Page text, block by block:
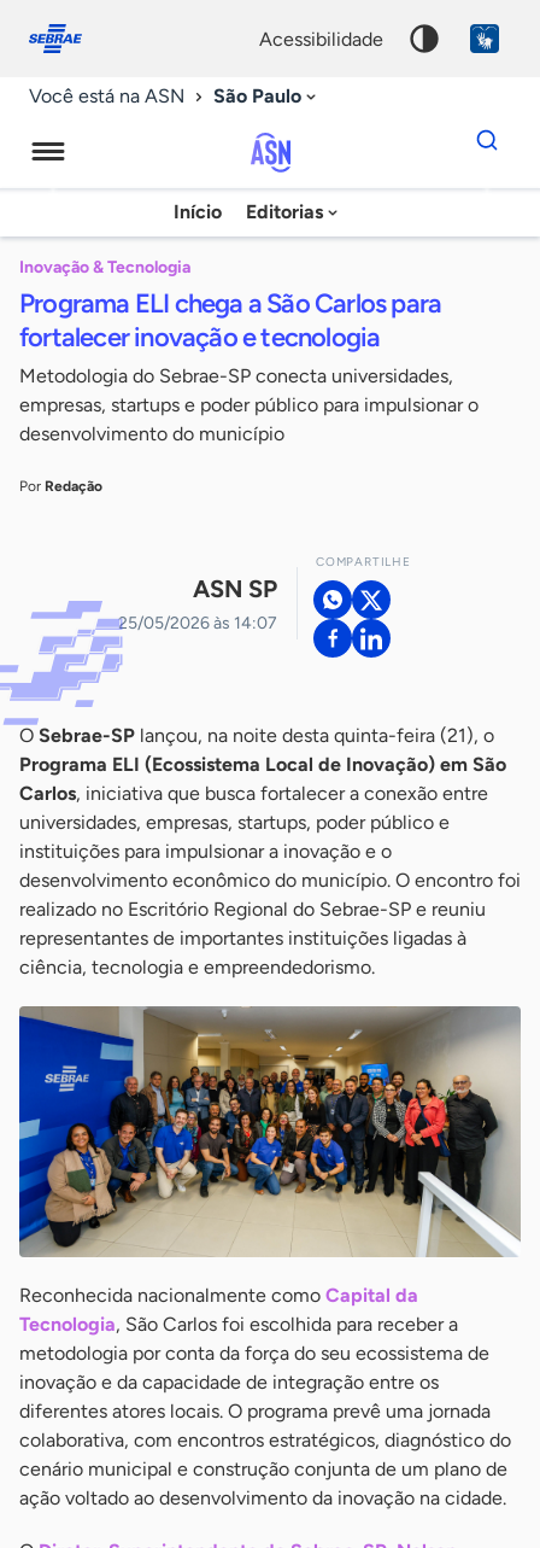
conosco
acessibilidade
Você está na ASN São Paulo
Agência
Sebrae
Notícias
Início Editorias
Dados
para
chave
Inovação & Tecnologia
Programa ELI chega a São Carlos para
fortalecer inovação e tecnologia
Metodologia do Sebrae-SP conecta universidades,
empresas, startups e poder público para impulsionar o
desenvolvimento do município
Por Redação
ASN SP
25/05/2026 às 14:07
COMPARTILHE
O Sebrae-SP lançou, na noite desta quinta-feira (21), o
Programa ELI (Ecossistema Local de Inovação) em São
Carlos, iniciativa que busca fortalecer a conexão entre
universidades, empresas, startups, poder público e
instituições para impulsionar a inovação e o
desenvolvimento econômico do município. O encontro foi
realizado no Escritório Regional do Sebrae-SP e reuniu
representantes de importantes instituições ligadas à
ciência, tecnologia e empreendedorismo.
Reconhecida nacionalmente como Capital da
Tecnologia, São Carlos foi escolhida para receber a
metodologia por conta da força do seu ecossistema de
inovação e da capacidade de integração entre os
diferentes atores locais. O programa prevê uma jornada
colaborativa, com encontros estratégicos, diagnóstico do
cenário municipal e construção conjunta de um plano de
ação voltado ao desenvolvimento da inovação na cidade.